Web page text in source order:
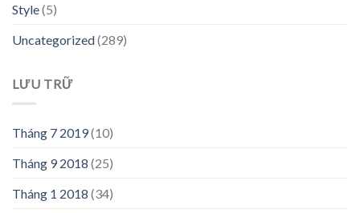
Style(5)
Uncategorized(289)
LƯU TRỮ
Tháng 7 2019(10)
Tháng 9 2018 (25)
Tháng 1 2018 (34)